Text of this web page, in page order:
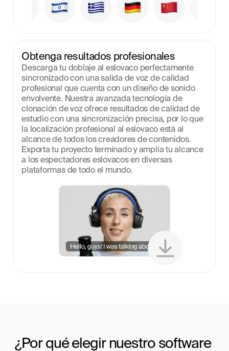
Obtenga resultados profesionales
Descarga tu doblaje al eslovaco perfectamente
sincronizado con una salida de voz de calidad
profesional que cuenta con un diseño de sonido
envolvente. Nuestra avanzada tecnología de
clonación de voz ofrece resultados de calidad de
estudio con una sincronización precisa, por lo que
la localización profesional al eslovaco está al
alcance de todos los creadores de contenidos.
Exporta tu proyecto terminado y amplía tu alcance
a los espectadores eslovacos en diversas
plataformas de todo el mundo.
¿Por qué elegir nuestro software